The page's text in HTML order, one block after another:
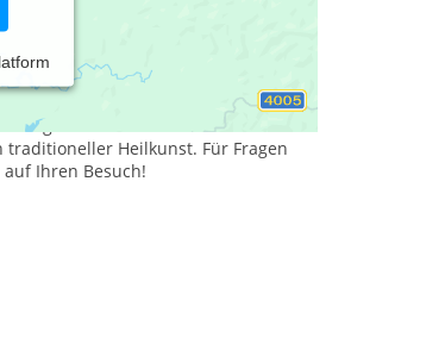
beschwerdefreies und
zu finden, bilde ich mich
und
Heilkunst. Für Fragen
Ihren Besuch!